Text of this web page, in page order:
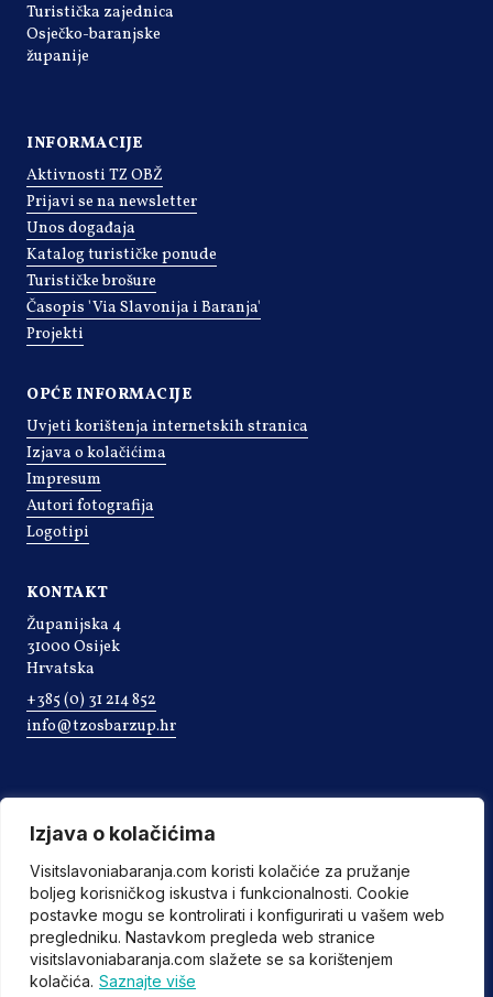
Izjava o kolačićima
Visitslavoniabaranja.com koristi kolačiće za pružanje
boljeg korisničkog iskustva i funkcionalnosti. Cookie
postavke mogu se kontrolirati i konfigurirati u vašem web
pregledniku. Nastavkom pregleda web stranice
visitslavoniabaranja.com slažete se sa korištenjem
kolačića. Saznajte više
Turistička zajednica
Osječko-baranjske
županije
INFORMACIJE
Aktivnosti TZ OBŽ
Prijavi se na newsletter
Unos događaja
Katalog turističke ponude
Turističke brošure
Časopis 'Via Slavonija i Baranja'
Projekti
OPĆE INFORMACIJE
Uvjeti korištenja internetskih stranica
Izjava o kolačićima
Impresum
Autori fotografija
Logotipi
KONTAKT
Županijska 4
31000 Osijek
Hrvatska
+385 (0) 31 214 852
info@tzosbarzup.hr